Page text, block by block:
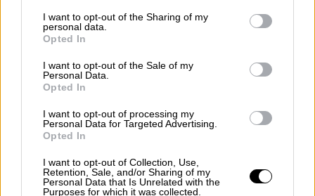
not limited to your visit or usage behaviour. You may click to
grant or deny consent to Google and its third-party tags to
use your data for below specified purposes in below Google
consent section.
I want to opt-out of the Sharing of my
personal data.
Opted In
I want to opt-out of the Sale of my
Personal Data.
Opted In
I want to opt-out of processing my
Personal Data for Targeted Advertising.
Opted In
I want to opt-out of Collection, Use,
Retention, Sale, and/or Sharing of my
Personal Data that Is Unrelated with the
Purposes for which it was collected.
Το καστ συμπληρώνουν οι Στίβεν Γιουν
Taylor), Καταλίνα Σαντίνo Μορένο (Catalina
Sandino Moreno), Σάσα Κάγιε (Sasha Calle),
Σκοτ Αντκινς (Scott Adkins) και Κάιλ
Τσάντλερ (Kyle Chandler), μεταξύ άλλων.